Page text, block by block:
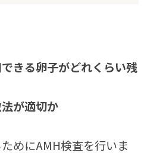
きる卵子がどれくらい残
が適切か
めにAMH検査を行いま